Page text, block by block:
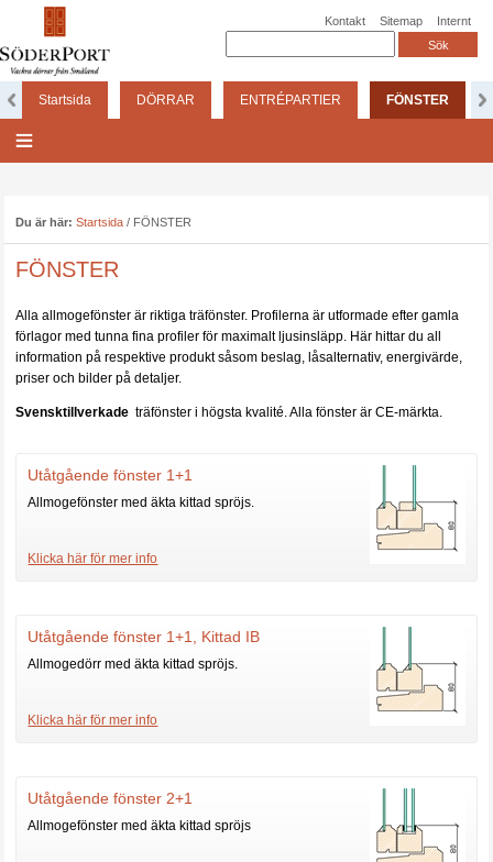
Kontakt Sitemap Internt
Startsida DÖRRAR ENTRÉPARTIER FÖNSTER
Du är här: Startsida / FÖNSTER
FÖNSTER
Alla allmogefönster är riktiga träfönster. Profilerna är utformade efter gamla
förlagor med tunna fina profiler för maximalt ljusinsläpp. Här hittar du all
information på respektive produkt såsom beslag, låsalternativ, energivärde,
priser och bilder på detaljer.
Svensktillverkade träfönster i högsta kvalité. Alla fönster är CE-märkta.
Utåtgående fönster 1+1
Allmogefönster med äkta kittad spröjs.
Klicka här för mer info
Utåtgående fönster 1+1, Kittad IB
Allmogedörr med äkta kittad spröjs.
Klicka här för mer info
Utåtgående fönster 2+1
Allmogefönster med äkta kittad spröjs